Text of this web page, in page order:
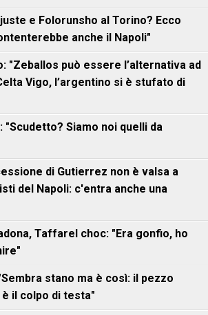
e Folorunsho al Torino? Ecco
anche il Napoli"
"Zeballos può essere l’alternativa ad
Vigo, l’argentino si è stufato di
"Scudetto? Siamo noi quelli da
di Gutierrez non è valsa a
del Napoli: c'entra anche una
Taffarel choc: "Era gonfio, ho
stano ma è così: il pezzo
il colpo di testa"